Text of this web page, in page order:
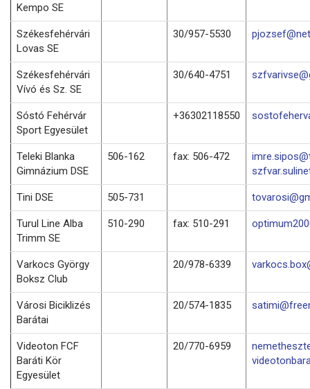
Kempo SE
Székesfehérvári
Lovas SE
30/957-5530
Székesfehérvári
Vívó és Sz. SE
30/640-4751
Sóstó Fehérvár
Sport Egyesület
+36302118550
Teleki Blanka
Gimnázium DSE
506-162 fax: 506-472
Tini DSE 505-731
Turul Line Alba
Trimm SE
510-290 fax: 510-291
Varkocs György
Boksz Club
20/978-6339
Városi Biciklizés
Barátai
20/574-1835
Videoton FCF
Baráti Kör
Egyesület
20/770-6959